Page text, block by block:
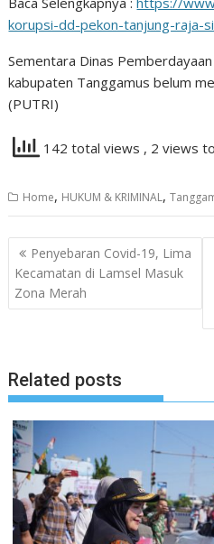
korupsi-dd-pekon-tanjung-raja-
Sementara Dinas
kabupaten Tanggamus belum
(PUTRI)
142 total views , 2 views
Home, HUKUM & KRIMINAL,
Navigasi
pos
Penyebaran Covid-19, Lima
Kecamatan di Lamsel Masuk
Zona Merah
Related posts